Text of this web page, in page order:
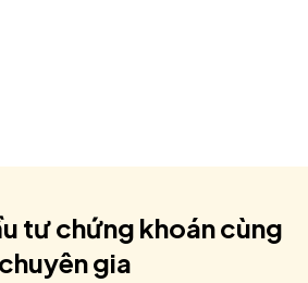
tư chứng khoán cùng
chuyên gia